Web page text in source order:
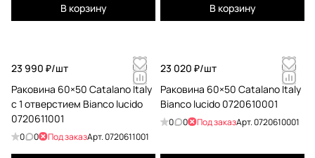
В корзину В корзину
23 990 ₽/шт
Раковина 60×50 Catalano Italy
с 1 отверстием Bianco lucido
0720611001
0 0 Под заказАрт.0720611001
23 020 ₽/шт
Раковина 60×50 Catalano Italy
Bianco lucido 0720610001
0 0 Под заказАрт.0720610001